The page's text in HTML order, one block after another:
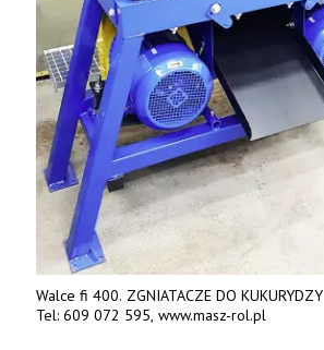
Walce fi 400. ZGNIATACZE DO KUKURYDZY
Tel: 609 072 595, www.masz-rol.pl